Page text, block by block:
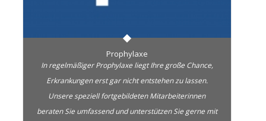
Prophylaxe
In regelmäßiger Prophylaxe liegt Ihre große Chance,
Erkrankungen erst gar nicht entstehen zu lassen.
Unsere speziell fortgebildeten Mitarbeiterinnen
beraten Sie umfassend und unterstützen Sie gerne mit